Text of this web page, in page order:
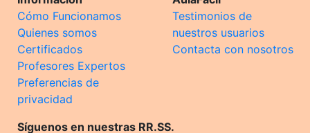
Cómo Funcionamos
Quienes somos
Certificados
Profesores Expertos
Preferencias de
privacidad
Testimonios de
nuestros usuarios
Contacta con nosotros
Síguenos en nuestras RR.SS.